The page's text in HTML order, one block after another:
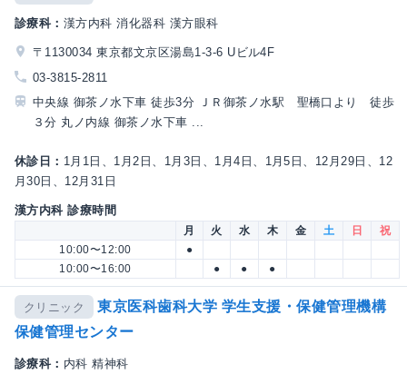
診療科： 漢方内科 消化器科 漢方眼科
〒1130034 東京都文京区湯島1-3-6 Uビル4F
03-3815-2811
中央線 御茶ノ水下車 徒歩3分 ＪＲ御茶ノ水駅 聖橋口より 徒歩
３分 丸ノ内線 御茶ノ水下車 ...
休診日： 1月1日、1月2日、1月3日、1月4日、1月5日、12月29日、12
月30日、12月31日
漢方内科 診療時間
月 火 水 木 金 土 日
祝
10:00〜12:00
●
10:00〜16:00
● ● ●
クリニック
東京医科歯科大学 学生支援・保健管理機構
保健管理センター
診療科： 内科 精神科